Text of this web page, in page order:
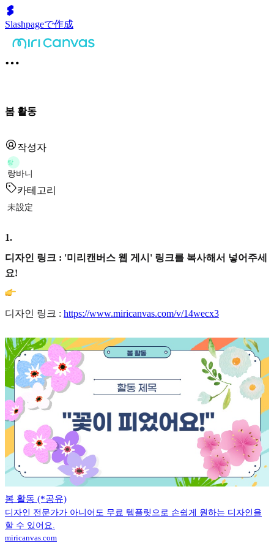
Slashpageで作成
봄 활동
작성자
랑
랑바니
카테고리
未設定
1.
디자인 링크 : '미리캔버스 웹 게시' 링크를 복사해서 넣어주세
요!
디자인 링크 : https://www.miricanvas.com/v/14wecx3
봄 활동 (*공유)
디자인 전문가가 아니어도 무료 템플릿으로 손쉽게 원하는 디자인을
할 수 있어요.
miricanvas.com